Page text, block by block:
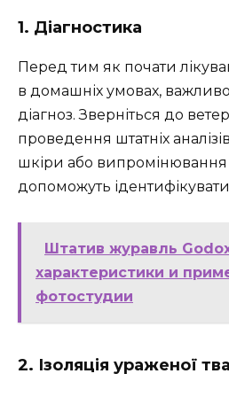
1. Діагностика
Перед тим як почати
в домашніх умовах,
діагноз. Зверніться до
проведення штатніх
шкіри або
допоможуть
Штатив журавль
характеристики и
фотостудии
2. Ізоляція ураженої